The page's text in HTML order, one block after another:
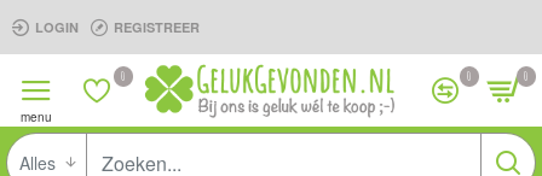
LOGIN REGISTREER
0 0 0
Alles